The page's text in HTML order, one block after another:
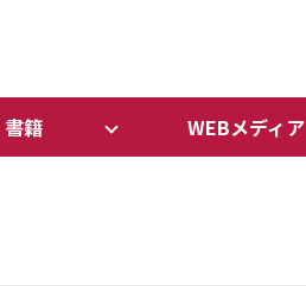
書籍 WEBメディア